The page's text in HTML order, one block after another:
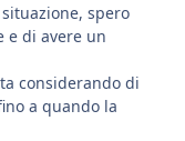
spero
e di avere un
considerando di
a quando la